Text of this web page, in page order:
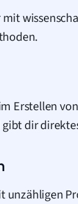
mit
Erstellen von
dir
unzähligen